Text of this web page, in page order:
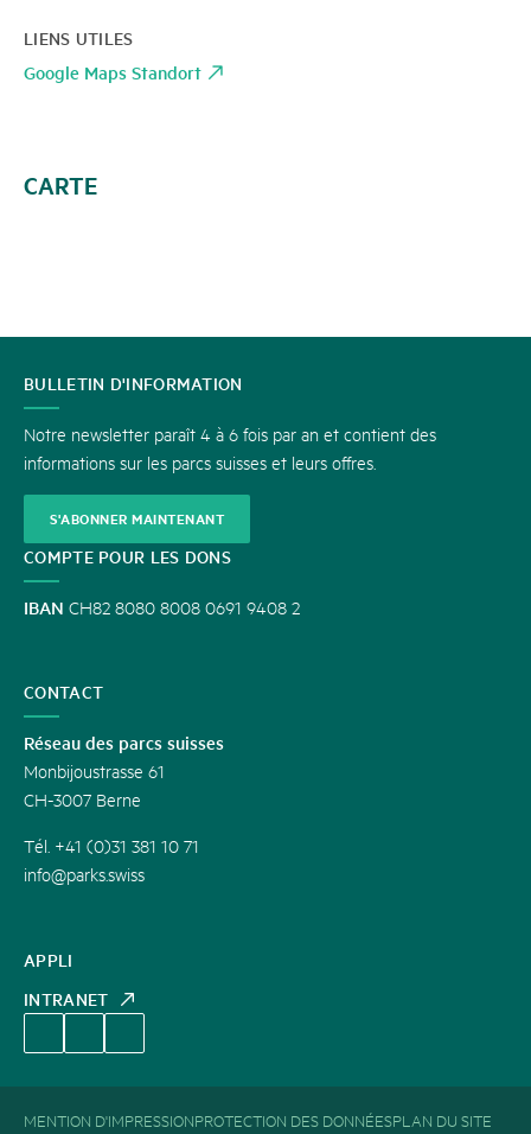
LIENS UTILES
Google Maps Standort
CARTE
CONTACT
APPLI
INTRANET
BULLETIN D'INFORMATION
Notre newsletter paraît 4 à 6 fois par an et contient des
informations sur les parcs suisses et leurs offres.
S'ABONNER MAINTENANT
COMPTE POUR LES DONS
IBAN CH82 8080 8008 0691 9408 2
CONTACT
Réseau des parcs suisses
Monbijoustrasse 61
CH-3007 Berne
Tél. +41 (0)31 381 10 71
info@parks.swiss
MENTION D'IMPRESSIONPROTECTION DES DONNÉESPLAN DU SITE